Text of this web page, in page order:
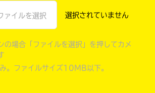
ァイルを選択
の場合「ファイルを選択」を押してカメ
ファイルサイズ10MB以下。